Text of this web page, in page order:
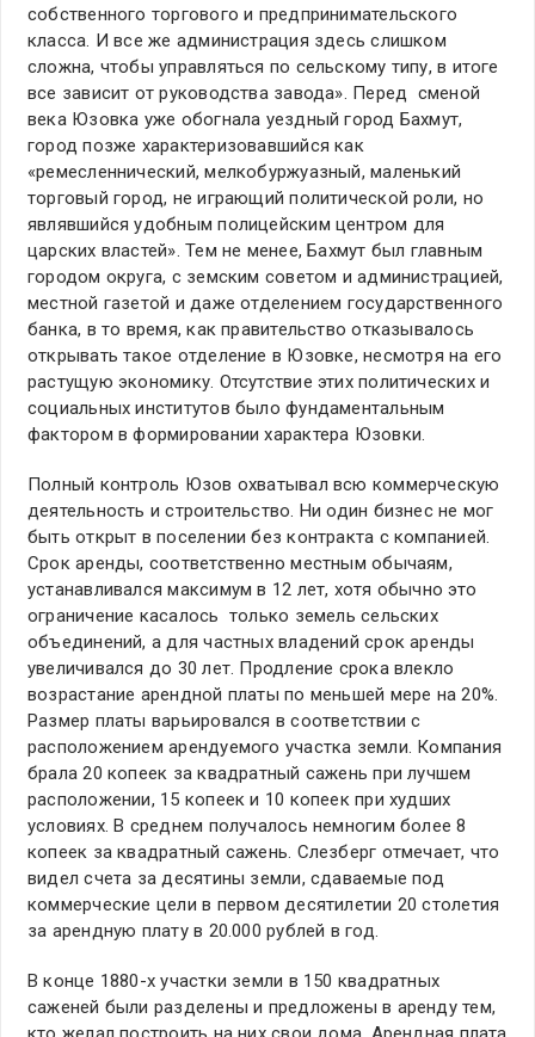
собственного торгового и предпринимательского
класса. И все же администрация здесь слишком
сложна, чтобы управляться по сельскому типу, в итоге
все зависит от руководства завода». Перед сменой
века Юзовка уже обогнала уездный город Бахмут,
город позже характеризовавшийся как
«ремесленнический, мелкобуржуазный, маленький
торговый город, не играющий политической роли, но
являвшийся удобным полицейским центром для
царских властей». Тем не менее, Бахмут был главным
городом округа, с земским советом и администрацией,
местной газетой и даже отделением государственного
банка, в то время, как правительство отказывалось
открывать такое отделение в Юзовке, несмотря на его
растущую экономику. Отсутствие этих политических и
социальных институтов было фундаментальным
фактором в формировании характера Юзовки.
Полный контроль Юзов охватывал всю коммерческую
деятельность и строительство. Ни один бизнес не мог
быть открыт в поселении без контракта с компанией.
Срок аренды, соответственно местным обычаям,
устанавливался максимум в 12 лет, хотя обычно это
ограничение касалось только земель сельских
объединений, а для частных владений срок аренды
увеличивался до 30 лет. Продление срока влекло
возрастание арендной платы по меньшей мере на 20%.
Размер платы варьировался в соответствии с
расположением арендуемого участка земли. Компания
брала 20 копеек за квадратный сажень при лучшем
расположении, 15 копеек и 10 копеек при худших
условиях. В среднем получалось немногим более 8
копеек за квадратный сажень. Слезберг отмечает, что
видел счета за десятины земли, сдаваемые под
коммерческие цели в первом десятилетии 20 столетия
за арендную плату в 20.000 рублей в год.
В конце 1880-х участки земли в 150 квадратных
саженей были разделены и предложены в аренду тем,